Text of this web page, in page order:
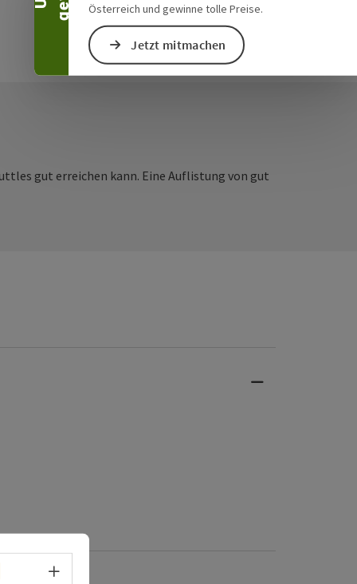
Österreich und gewinne tolle Preise.
Jetzt mitmachen
gut erreichen kann. Eine Auflistung von gut
Sprachwahl - Menü öffnen